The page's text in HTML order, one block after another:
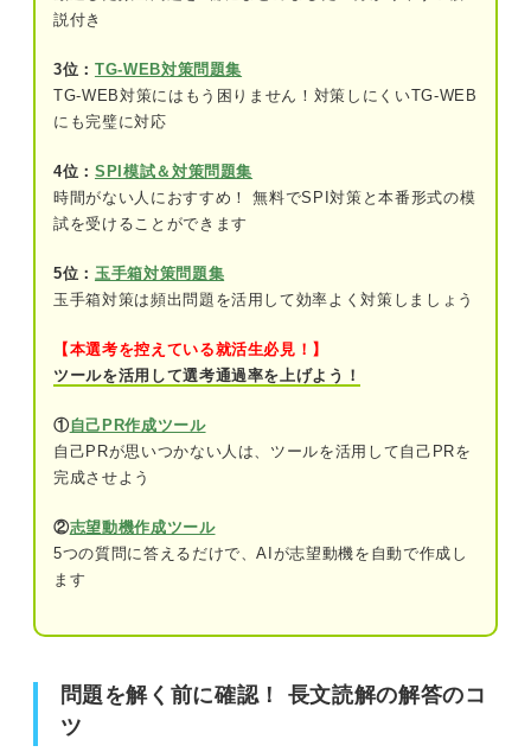
説付き
3位： TG-WEB対策問題集
TG-WEB対策にはもう困りません！対策しにくいTG-WEB
にも完璧に対応
4位： SPI模試＆対策問題集
時間がない人におすすめ！ 無料でSPI対策と本番形式の模
試を受けることができます
5位： 玉手箱対策問題集
玉手箱対策は頻出問題を活用して効率よく対策しましょう
【本選考を控えている就活生必見！】
ツールを活用して選考通過率を上げよう！
①自己PR作成ツール
自己PRが思いつかない人は、ツールを活用して自己PRを
完成させよう
②志望動機作成ツール
5つの質問に答えるだけで、AIが志望動機を自動で作成し
ます
問題を解く前に確認！ 長文読解の解答のコ
ツ
問題を解く前に確認！ 長文読解の解答のコツ
問題1（難易度：★★☆☆☆）